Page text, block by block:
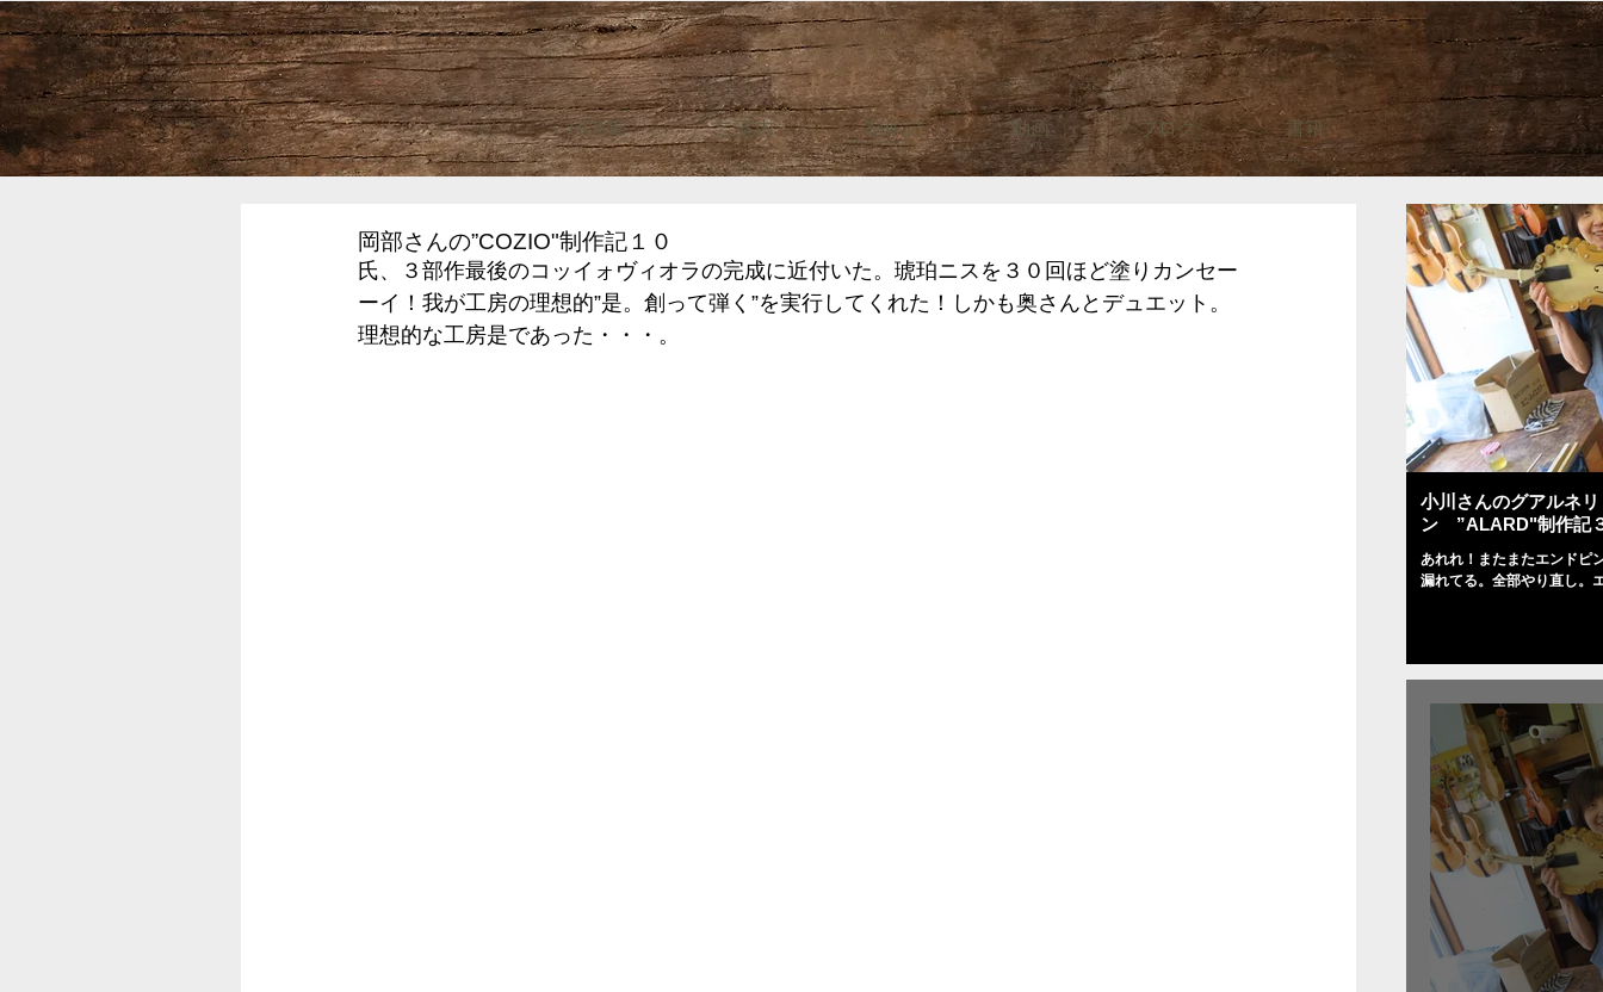
HOME ご案内 制作記 動画 ブログ 書籍
岡部さんの”COZIO"制作記１０
氏、３部作最後のコッイォヴィオラの完成に近付いた。琥珀ニスを３０回ほど塗りカンセー
ーイ！我が工房の理想的”是。創って弾く”を実行してくれた！しかも奥さんとデュエット。
理想的な工房是であった・・・。
小川さんのグアルネ
ン ”ALARD"制作記
あれれ！またまたエンドピ
漏れてる。全部やり直し。